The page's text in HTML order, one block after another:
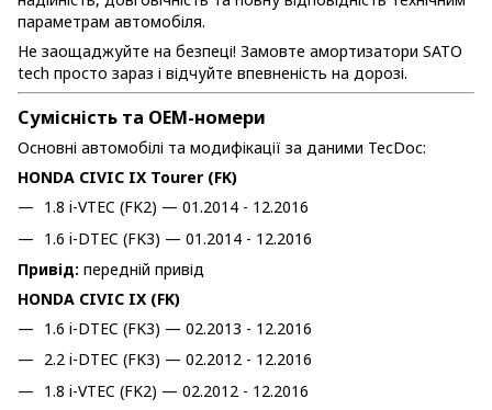
параметрам автомобіля.
Не заощаджуйте на безпеці! Замовте амортизатори SATO
tech просто зараз і відчуйте впевненість на дорозі.
Сумісність та OEM-номери
Основні автомобілі та модифікації за даними TecDoc:
HONDA CIVIC IX Tourer (FK)
1.8 i-VTEC (FK2) — 01.2014 - 12.2016
1.6 i-DTEC (FK3) — 01.2014 - 12.2016
Привід: передній привід
HONDA CIVIC IX (FK)
1.6 i-DTEC (FK3) — 02.2013 - 12.2016
2.2 i-DTEC (FK3) — 02.2012 - 12.2016
1.8 i-VTEC (FK2) — 02.2012 - 12.2016